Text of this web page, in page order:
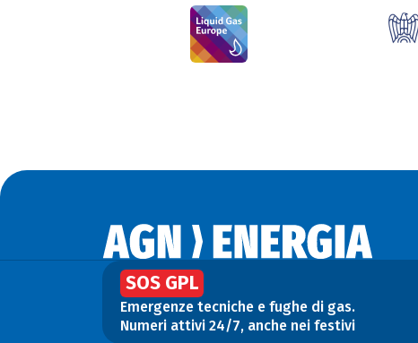
SOS GPL
Emergenze tecniche e fughe di gas.
Numeri attivi 24/7, anche nei festivi